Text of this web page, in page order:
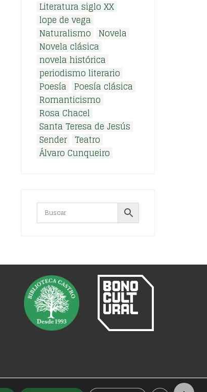
Literatura siglo XX
lope de vega
Naturalismo
Novela
Novela clásica
novela histórica
periodismo literario
Poesía
Poesía clásica
Romanticismo
Rosa Chacel
Santa Teresa de Jesús
Sender Teatro
Álvaro Cunqueiro